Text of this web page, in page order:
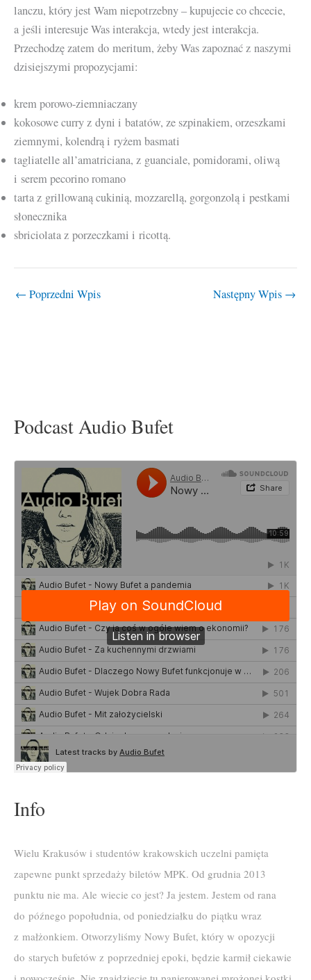
lanczu, który jest Wam niepotrzebny – kupujecie co chcecie,
a jeśli interesuje Was interakcja, wtedy jest interakcja.
Przechodzę zatem do meritum, żeby Was zapoznać z naszymi
dzisiejszymi propozycjami:
krem porowo-ziemniaczany
kokosowe curry z dyni i batatów, ze szpinakiem, orzeszkami
ziemnymi, kolendrą i ryżem basmati
tagliatelle all’amatriciana, z guanciale, pomidorami, oliwą
i serem pecorino romano
tarta z grillowaną cukinią, mozzarellą, gorgonzolą i pestkami
słonecznika
sbriciolata z porzeczkami i ricottą.
← Poprzedni Wpis Następny Wpis →
Podcast Audio Bufet
Info
Wielu Krakusów i studentów krakowskich uczelni pamięta
zapewne punkt sprzedaży biletów MPK. Od grudnia 2013
punktu nie ma. Ale wiecie co jest? Ja jestem. Jestem od rana
do późnego popołudnia, od poniedziałku do piątku wraz
z małżonkiem. Otworzyliśmy Nowy Bufet, który w opozycji
do starych bufetów z poprzedniej epoki, będzie karmił ciekawie